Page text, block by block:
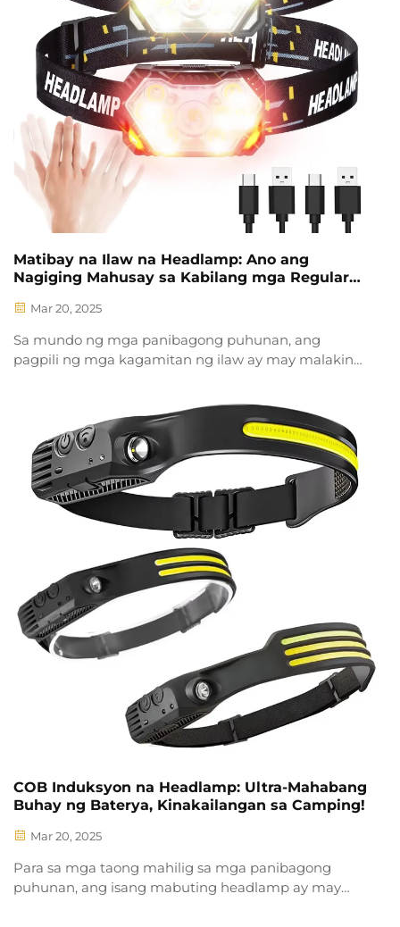
Matibay na Ilaw na Headlamp: Ano ang
Nagiging Mahusay sa Kabilang mga Regular
Mar 20, 2025
Sa mundo ng mga panibagong puhunan, ang
pagpili ng mga kagamitan ng ilaw ay may malaking
pang mga entusiasta ng panlabas ay may
praysensya sa kanila, kahit na itinuturing sila bilang
ang pinakamainam...
COB Induksyon na Headlamp: Ultra-Mahabang
Buhay ng Baterya, Kinakailangan sa Camping!
Mar 20, 2025
Para sa mga taong mahilig sa mga panibagong
puhunan, ang isang mabuting headlamp ay may